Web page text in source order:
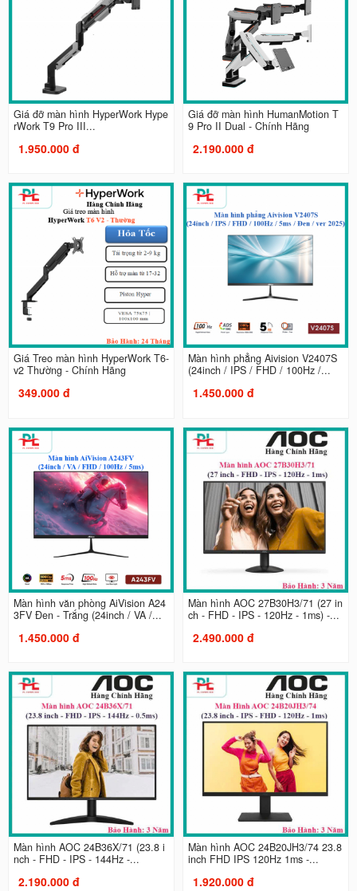
Giá đỡ màn hình HyperWork Hype
rWork T9 Pro III...
1.950.000 đ
Giá đỡ màn hình HumanMotion T
9 Pro II Dual - Chính Hãng
2.190.000 đ
Giá Treo màn hình HyperWork T6-
v2 Thường - Chính Hãng
349.000 đ
Màn hình phẳng Aivision V2407S
(24inch / IPS / FHD / 100Hz /...
1.450.000 đ
Màn hình văn phòng AiVision A24
3FV Đen - Trắng (24inch / VA /...
1.450.000 đ
Màn hình AOC 27B30H3/71 (27 in
ch - FHD - IPS - 120Hz - 1ms) -...
2.490.000 đ
Màn hình AOC 24B36X/71 (23.8 i
nch - FHD - IPS - 144Hz -...
2.190.000 đ
Màn hình AOC 24B20JH3/74 23.8
inch FHD IPS 120Hz 1ms -...
1.920.000 đ